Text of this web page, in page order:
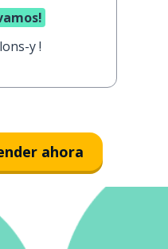
y !
ahora